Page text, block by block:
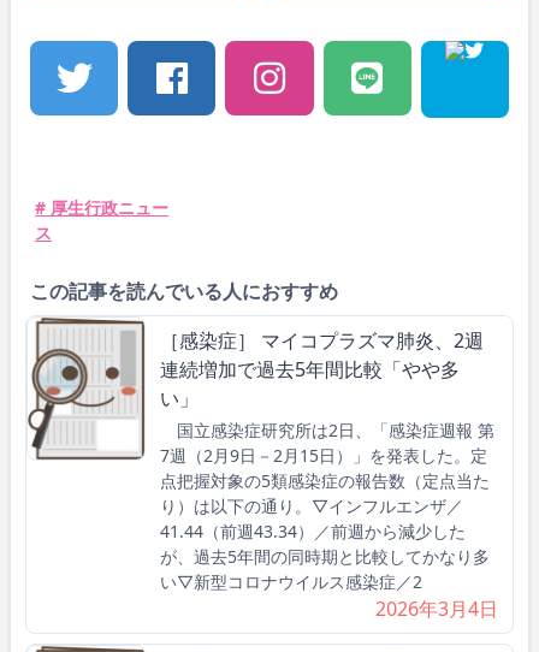
# 厚生行政ニュー
ス
この記事を読んでいる人におすすめ
［感染症］ マイコプラズマ肺炎、2週
連続増加で過去5年間比較「やや多
い」
国立感染症研究所は2日、「感染症週報 第
7週（2月9日－2月15日）」を発表した。定
点把握対象の5類感染症の報告数（定点当た
り）は以下の通り。▽インフルエンザ／
41.44（前週43.34）／前週から減少した
が、過去5年間の同時期と比較してかなり多
い▽新型コロナウイルス感染症／2
2026年3月4日